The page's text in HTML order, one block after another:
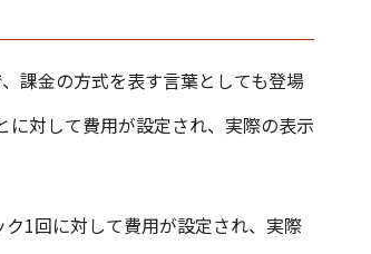
課金の方式を表す言葉としても登場
に対して費用が設定され、実際の表示
1回に対して費用が設定され、実際